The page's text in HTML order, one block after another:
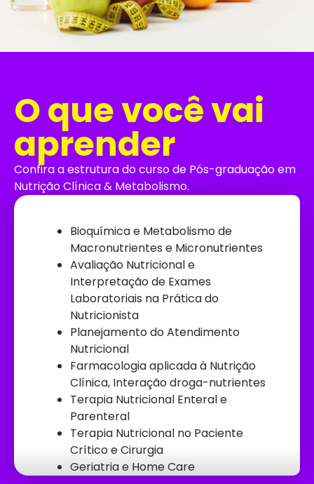
O que você vai
aprender
Confira a estrutura do curso de Pós-graduação em
Nutrição Clínica & Metabolismo.
Bioquímica e Metabolismo de
Macronutrientes e Micronutrientes
Avaliação Nutricional e
Interpretação de Exames
Laboratoriais na Prática do
Nutricionista
Planejamento do Atendimento
Nutricional
Farmacologia aplicada à Nutrição
Clínica, Interação droga-nutrientes
Terapia Nutricional Enteral e
Parenteral
Terapia Nutricional no Paciente
Crítico e Cirurgia
Geriatria e Home Care